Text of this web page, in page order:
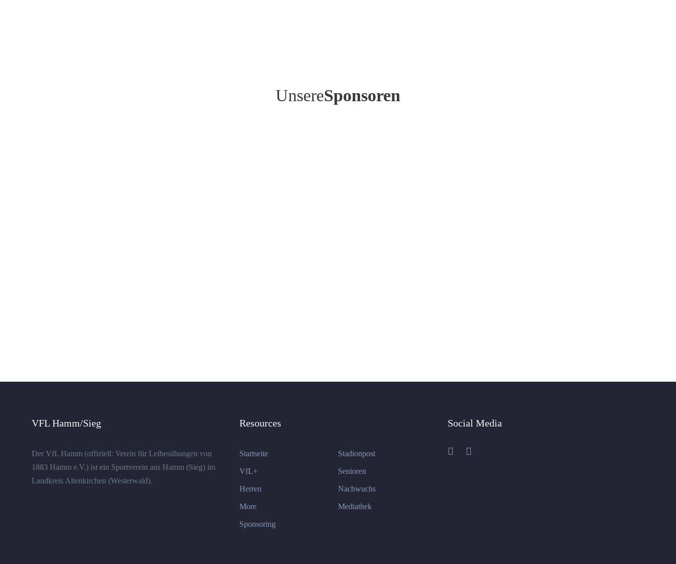
UnsereSponsoren
VFL Hamm/Sieg
Der VfL Hamm (offiziell: Verein für Leibesübungen von
1883 Hamm e.V.) ist ein Sportverein aus Hamm (Sieg) im
Landkreis Altenkirchen (Westerwald).
Resources
Startseite Stadionpost
VfL+ Senioren
Herren Nachwuchs
More Mediathek
Sponsoring
Social Media